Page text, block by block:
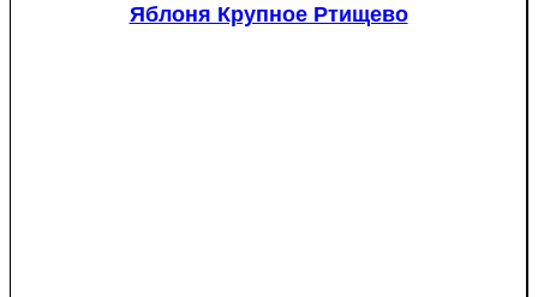
Яблоня Крупное Ртищево